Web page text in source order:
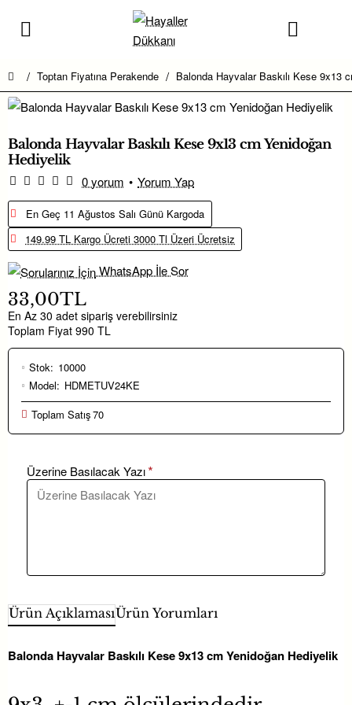
Toptan Fiyatına Perakende Balonda Hayvalar Baskılı Kese 9x13
Balonda Hayvalar Baskılı Kese 9x13 cm Yenidoğan
Hediyelik
En Geç 11 Ağustos Salı Günü Kargoda
149.99 TL Kargo Ücreti 3000 Tl Üzeri Ücretsiz
WhatsApp İle Sor
0 yorum • Yorum Yap
En Az 30 adet sipariş verebilirsiniz
Toplam Fiyat 990 TL
33,00TL
Stok: 10000
Model: HDMETUV24KE
Toplam Satış70
Üzerine Basılacak Yazı
Ürün AçıklamasıÜrün Yorumları
Balonda Hayvalar Baskılı Kese 9x13 cm Yenidoğan Hediyelik